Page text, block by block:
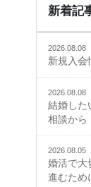
新着記
2026.08.08
新規入会
2026.08.08
結婚した
相談から
2026.08.05
婚活で大
進むため